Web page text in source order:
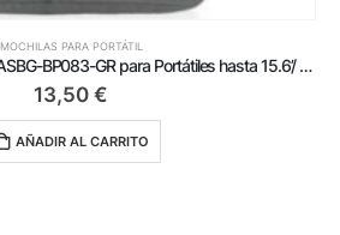
MOCHILAS PARA PORTÁTIL
Mochila Aisens Premium ASBG-BP083-GR para Portátiles hasta 15.6’/ Gris
13,50 €
AÑADIR AL CARRITO